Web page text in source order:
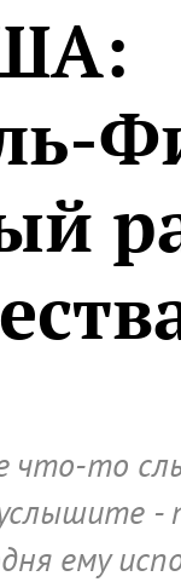
что-то
-
ему